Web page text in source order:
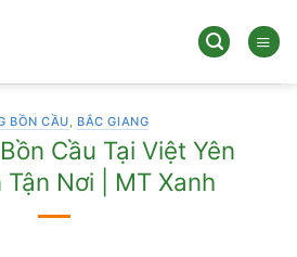
BỒN CẦU, BẮC GIANG
Cầu Tại Việt Yên
Nơi | MT Xanh